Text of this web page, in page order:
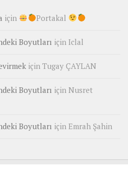
için Portakal
Boyutları için Iclal
için Tugay ÇAYLAN
Boyutları için Nusret
Boyutları için Emrah Şahin